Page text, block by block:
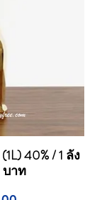
40% / 1 ลัง
บาท